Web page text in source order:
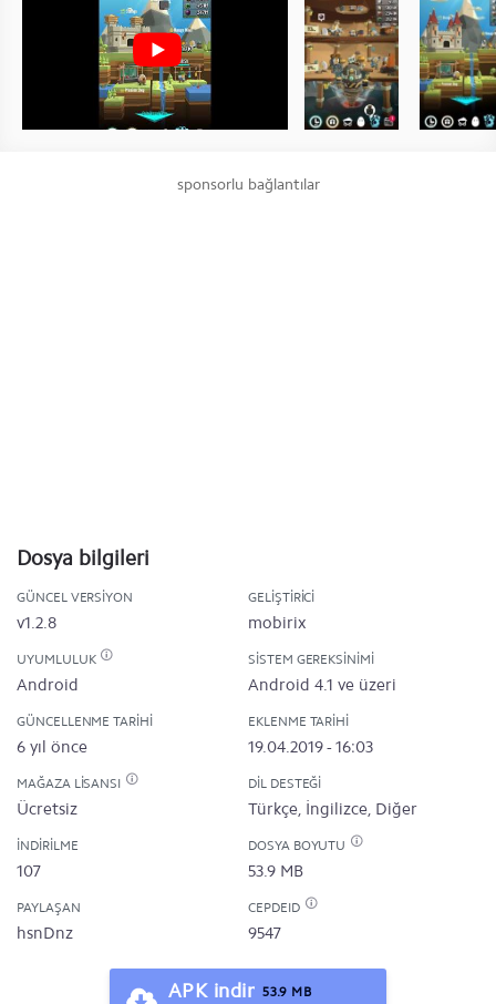
sponsorlu bağlantılar
Dosya bilgileri
GÜNCEL VERSIYON
v1.2.8
GELIŞTIRICI
mobirix
UYUMLULUK
Android
SISTEM GEREKSINIMI
Android 4.1 ve üzeri
GÜNCELLENME TARIHI
6 yıl önce
EKLENME TARIHI
19.04.2019 - 16:03
MAĞAZA LISANSI
Ücretsiz
DIL DESTEĞI
Türkçe, İngilizce, Diğer
İNDIRILME
107
DOSYA BOYUTU
53.9 MB
PAYLAŞAN
hsnDnz
CEPDEID
9547
APK indir 53.9 MB